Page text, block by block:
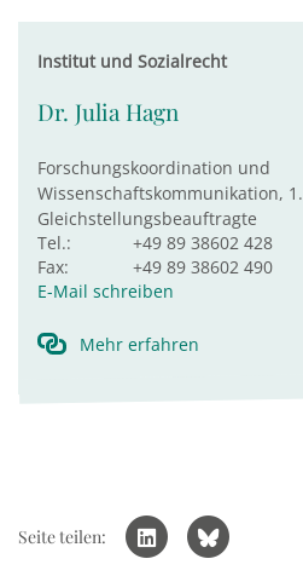
Institut und Sozialrecht
Dr. Julia Hagn
Forschungskoordination und
Wissenschaftskommunikation, 1.
Gleichstellungsbeauftragte
Tel.:
+49 89 38602 428
Fax:
+49 89 38602 490
E-Mail schreiben
Mehr erfahren
Seite teilen: